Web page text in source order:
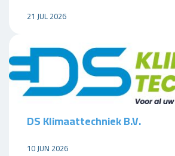
21 JUL 2026
DS Klimaattechniek B.V.
10 JUN 2026